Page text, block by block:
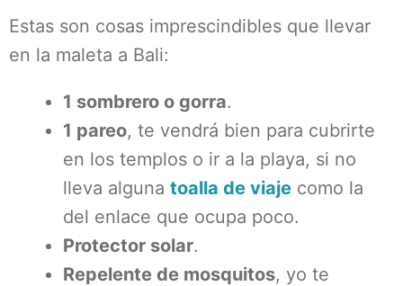
Estas son cosas imprescindibles que llevar
en la maleta a Bali:
1 sombrero o gorra.
1 pareo, te vendrá bien para cubrirte
en los templos o ir a la playa, si no
lleva alguna toalla de viaje como la
del enlace que ocupa poco.
Protector solar.
Repelente de mosquitos, yo te